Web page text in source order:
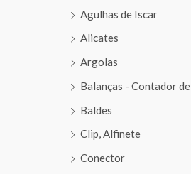
Agulhas de Iscar
Alicates
Argolas
Balanças - Contador
Baldes
Clip, Alfinete
Conector